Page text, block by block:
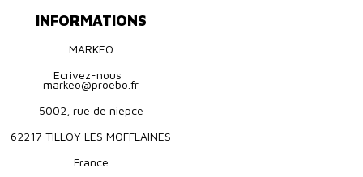
INFORMATIONS
MARKEO
Ecrivez-nous :
markeo@proebo.fr
5002, rue de niepce
62217 TILLOY LES MOFFLAINES
France